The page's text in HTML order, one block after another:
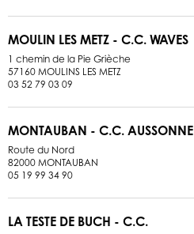
MOULIN LES METZ - C.C. WAVES
1 chemin de la Pie Grièche
57160 MOULINS LES METZ
03 52 79 03 09
MONTAUBAN - C.C. AUSSONNE
Route du Nord
82000 MONTAUBAN
05 19 99 34 90
LA TESTE DE BUCH - C.C.